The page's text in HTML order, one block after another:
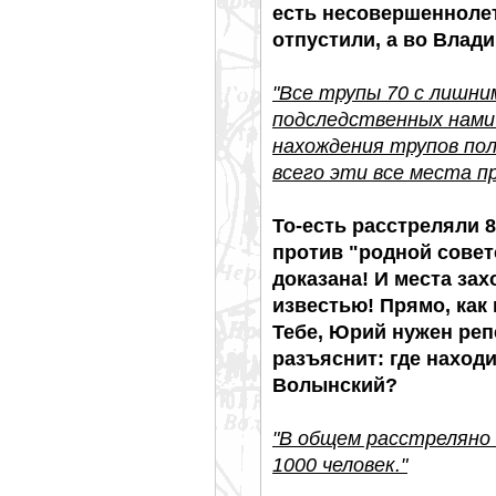
есть
отпустили, а во
"Все трупы 70 с
подследственных
нахождения трупов
всего эти все места
То-есть расстреляли
против "родной
доказана! И места
известью! Прямо,
Тебе, Юрий нужен
разъяснит: где
Волынский?
"В общем
1000 человек."